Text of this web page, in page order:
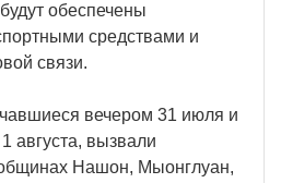
обеспечены
средствами и
связи.
вечером 31 июля и
августа, вызвали
Нашон, Мыонглуан,